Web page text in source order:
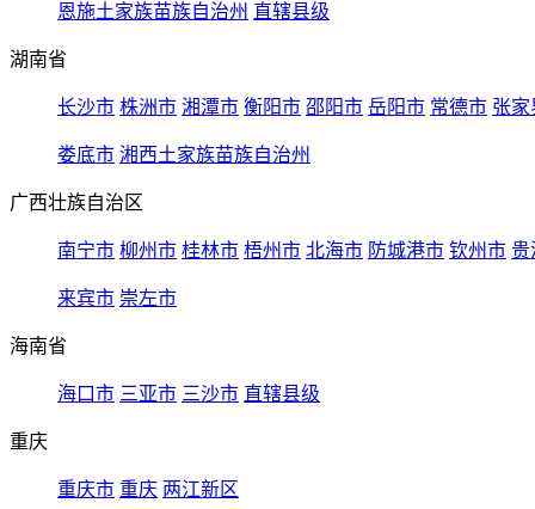
恩施土家族苗族自治州 直辖县级
湖南省
长沙市 株洲市 湘潭市 衡阳市 邵阳市 岳阳市 常德市 张家
娄底市 湘西土家族苗族自治州
广西壮族自治区
南宁市 柳州市 桂林市 梧州市 北海市 防城港市 钦州市 贵
来宾市 崇左市
海南省
海口市 三亚市 三沙市 直辖县级
重庆
重庆市 重庆 两江新区